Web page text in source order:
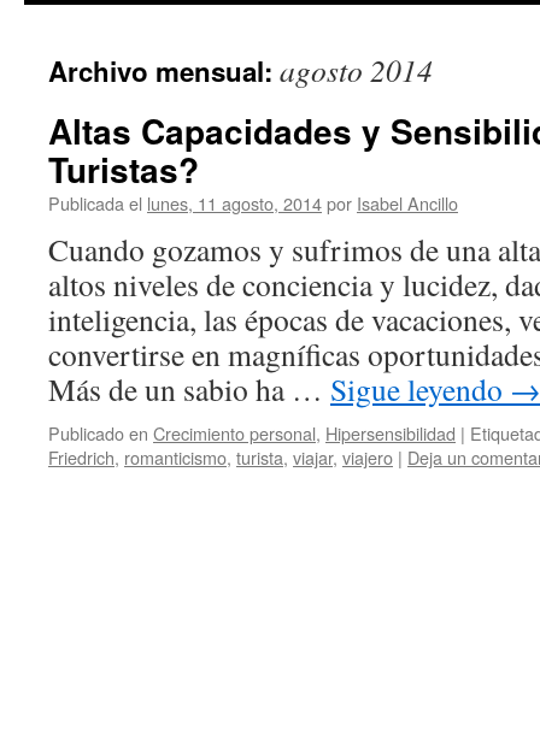
Archivo mensual: agosto 2014
Altas Capacidades y
Turistas?
Publicada el lunes, 11 agosto, 2014por Isabel Ancillo
Cuando gozamos y sufrimos de una
altos niveles de conciencia y lucidez,
inteligencia, las épocas de vacaciones,
convertirse en magníficas
Más de un sabio ha … Sigue leyendo →
Publicado en Crecimiento personal, Hipersensibilidad |
Friedrich, romanticismo, turista, viajar, viajero | Deja un